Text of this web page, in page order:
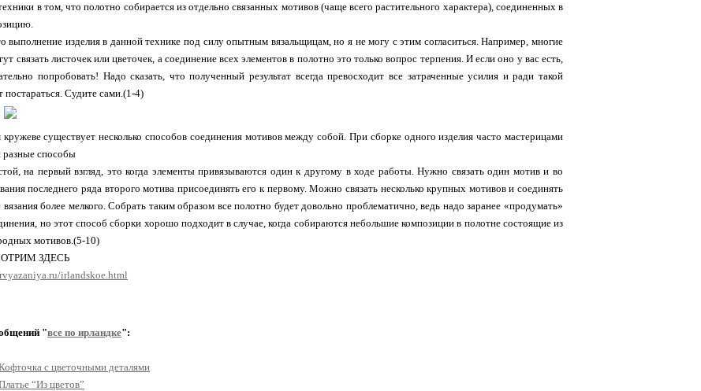
в том, что полотно собирается из отдельно связанных мотивов (чаще всего растительного характера), соединенных в
выполнение изделия в данной технике под силу опытным вязальщицам, но я не могу с этим согласиться. Например, многие
связать листочек или цветочек, а соединение всех элементов в полотно это только вопрос терпения. И если оно у вас есть,
попробовать! Надо сказать, что полученный результат всегда превосходит все затраченные усилия и ради такой
постараться. Судите сами.(1-4)
существует несколько способов соединения мотивов между собой. При сборке одного изделия часто мастерицами
разные способы
на первый взгляд, это когда элементы привязываются один к другому в ходе работы. Нужно связать один мотив и во
последнего ряда второго мотива присоединять его к первому. Можно связать несколько крупных мотивов и соединять
вязания более мелкого. Собрать таким образом все полотно будет довольно проблематично, ведь надо заранее «продумать»
но этот способ сборки хорошо подходит в случае, когда собираются небольшие композиции в полотне состоящие из
мотивов.(5-10)
ЗДЕСЬ
irlandskoe.html
"все по ирландке":
с цветочными деталями
“Из цветов”